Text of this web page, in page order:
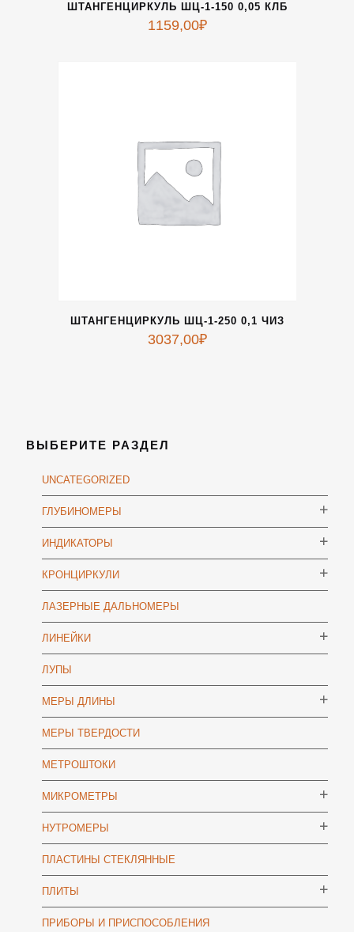
ШТАНГЕНЦИРКУЛЬ ШЦ-1-150 0,05 КЛБ
1159,00₽
ШТАНГЕНЦИРКУЛЬ ШЦ-1-250 0,1 ЧИЗ
3037,00₽
ВЫБЕРИТЕ РАЗДЕЛ
UNCATEGORIZED
ГЛУБИНОМЕРЫ
ИНДИКАТОРЫ
КРОНЦИРКУЛИ
ЛАЗЕРНЫЕ ДАЛЬНОМЕРЫ
ЛИНЕЙКИ
ЛУПЫ
МЕРЫ ДЛИНЫ
МЕРЫ ТВЕРДОСТИ
МЕТРОШТОКИ
МИКРОМЕТРЫ
НУТРОМЕРЫ
ПЛАСТИНЫ СТЕКЛЯННЫЕ
ПЛИТЫ
ПРИБОРЫ И ПРИСПОСОБЛЕНИЯ